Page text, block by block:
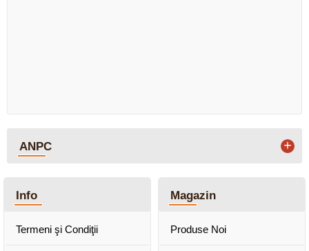
ANPC +
Info
Termeni şi Condiţii
Magazin
Produse Noi